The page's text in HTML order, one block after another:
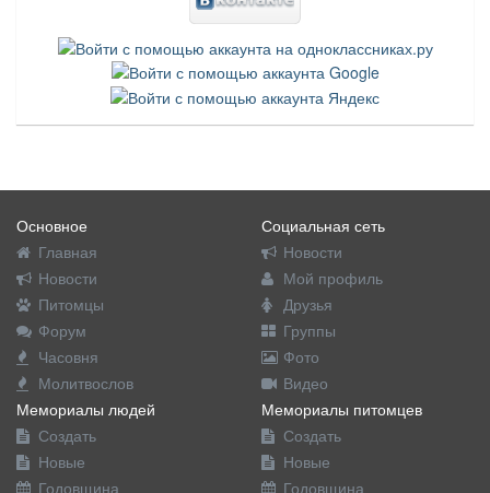
Основное
Главная
Новости
Питомцы
Форум
Часовня
Молитвослов
Социальная сеть
Новости
Мой профиль
Друзья
Группы
Фото
Видео
Мемориалы людей
Создать
Новые
Годовщина
Мемориалы питомцев
Создать
Новые
Годовщина